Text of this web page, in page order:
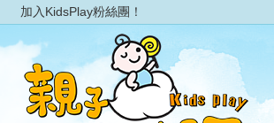
加入KidsPlay粉絲團！